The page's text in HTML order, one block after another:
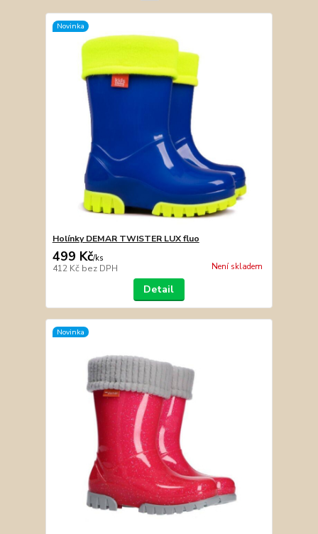
Novinka
Holínky DEMAR TWISTER LUX fluo
499 Kč/ks
412 Kč bez DPH Není skladem
Detail
Novinka